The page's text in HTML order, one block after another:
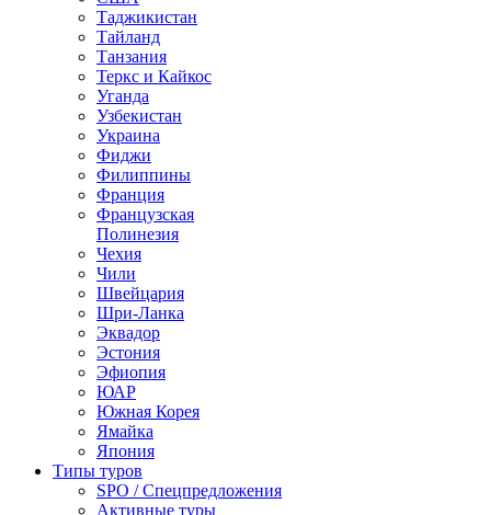
Таджикистан
Тайланд
Танзания
Теркс и Кайкос
Уганда
Узбекистан
Украина
Фиджи
Филиппины
Франция
Французская
Полинезия
Чехия
Чили
Швейцария
Шри-Ланка
Эквадор
Эстония
Эфиопия
ЮАР
Южная Корея
Ямайка
Япония
Типы туров
SPO / Спецпредложения
Активные туры